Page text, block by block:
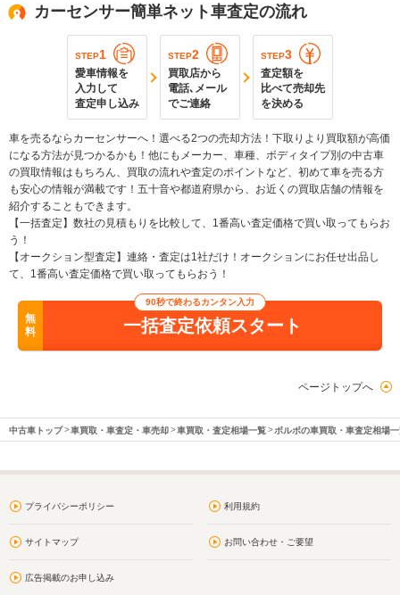
カーセンサー簡単ネット車査定の流れ
STEP1
愛車情報を
入力して
査定申し込み
STEP2
買取店から
電話､メール
でご連絡
STEP3
査定額を
比べて売却先
を決める
車を売るならカーセンサーへ！選べる2つの売却方法！下取りより買取額が高価
になる方法が見つかるかも！他にもメーカー、車種、ボディタイプ別の中古車
の買取情報はもちろん、買取の流れや査定のポイントなど、初めて車を売る方
も安心の情報が満載です！五十音や都道府県から、お近くの買取店舗の情報を
紹介することもできます。
【一括査定】数社の見積もりを比較して、1番高い査定価格で買い取ってもらお
う！
【オークション型査定】連絡・査定は1社だけ！オークションにお任せ出品し
て、1番高い査定価格で買い取ってもらおう！
無
料
90秒で終わるカンタン入力
一括査定依頼スタート
ページトップへ
中古車トップ 車買取・車査定・車売却 車買取・査定相場一覧 ボルボの車買取・車査定相場
プライバシーポリシー 利用規約
サイトマップ お問い合わせ・ご要望
広告掲載のお申し込み